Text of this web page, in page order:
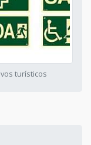
turísticos